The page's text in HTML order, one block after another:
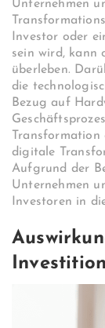
Unternehmen
Investor oder
sein wird, kann
überleben.
die
Bezug auf
Transformation
digitale
Aufgrund der
Unternehmen
Investoren in